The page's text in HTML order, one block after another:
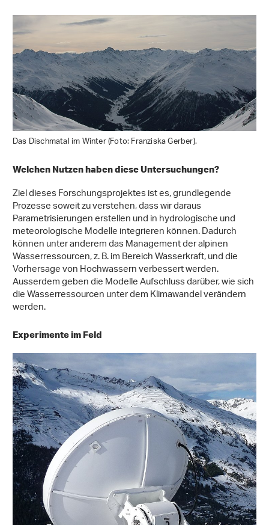
Das Dischmatal im Winter (Foto: Franziska Gerber).
Welchen Nutzen haben diese Untersuchungen?
Ziel dieses Forschungsprojektes ist es, grundlegende
Prozesse soweit zu verstehen, dass wir daraus
Parametrisierungen erstellen und in hydrologische und
meteorologische Modelle integrieren können. Dadurch
können unter anderem das Management der alpinen
Wasserressourcen, z. B. im Bereich Wasserkraft, und die
Vorhersage von Hochwassern verbessert werden.
Ausserdem geben die Modelle Aufschluss darüber, wie sich
die Wasserressourcen unter dem Klimawandel verändern
werden.
Experimente im Feld